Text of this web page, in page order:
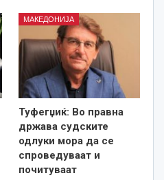
МАКЕДОНИЈА
Туфегџиќ: Во правна
држава судските
одлуки мора да се
спроведуваат и
почитуваат